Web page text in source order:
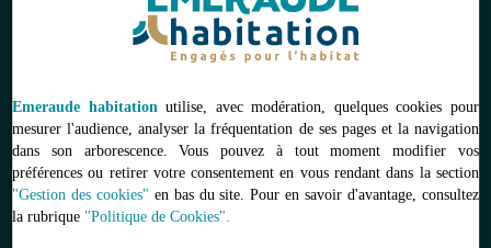
Mentions légales
Gestion des cookies
Accessibilité numérique
Nous rejoindre
Coordonnées et horaires d’ouverture
Emeraude habitationutilise, avec modération, quelques cookies pour
mesurer l'audience, analyser la fréquentation de ses pages et la navigation
dans son arborescence. Vous pouvez à tout moment modifier vos
préférences ou retirer votre consentement en vous rendant dans la section
"Gestion des cookies" en bas du site. Pour en savoir d'avantage, consultez
la rubrique "Politique de Cookies".